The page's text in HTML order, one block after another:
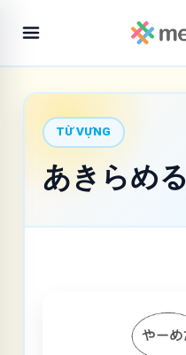
TỪ VỰNG
あきらめる